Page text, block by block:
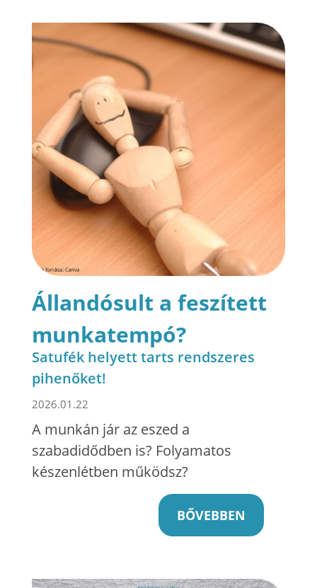
Állandósult a feszített
munkatempó?
Satufék helyett tarts rendszeres
pihenőket!
2026.01.22
A munkán jár az eszed a
szabadidődben is? Folyamatos
készenlétben működsz?
BŐVEBBEN